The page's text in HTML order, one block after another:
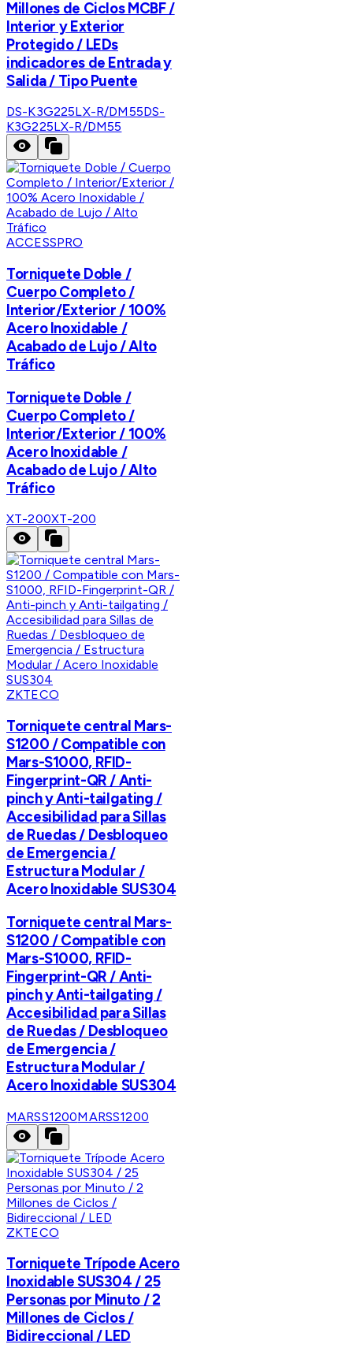
Millones de Ciclos MCBF /
Interior y Exterior
Protegido / LEDs
indicadores de Entrada y
Salida / Tipo Puente
DS-K3G225LX-R/DM55DS-
K3G225LX-R/DM55
ACCESSPRO
Torniquete Doble /
Cuerpo Completo /
Interior/Exterior / 100%
Acero Inoxidable /
Acabado de Lujo / Alto
Tráfico
Torniquete Doble /
Cuerpo Completo /
Interior/Exterior / 100%
Acero Inoxidable /
Acabado de Lujo / Alto
Tráfico
XT-200XT-200
ZKTECO
Torniquete central Mars-
S1200 / Compatible con
Mars-S1000, RFID-
Fingerprint-QR / Anti-
pinch y Anti-tailgating /
Accesibilidad para Sillas
de Ruedas / Desbloqueo
de Emergencia /
Estructura Modular /
Acero Inoxidable SUS304
Torniquete central Mars-
S1200 / Compatible con
Mars-S1000, RFID-
Fingerprint-QR / Anti-
pinch y Anti-tailgating /
Accesibilidad para Sillas
de Ruedas / Desbloqueo
de Emergencia /
Estructura Modular /
Acero Inoxidable SUS304
MARSS1200MARSS1200
ZKTECO
Torniquete Trípode Acero
Inoxidable SUS304 / 25
Personas por Minuto / 2
Millones de Ciclos /
Bidireccional / LED